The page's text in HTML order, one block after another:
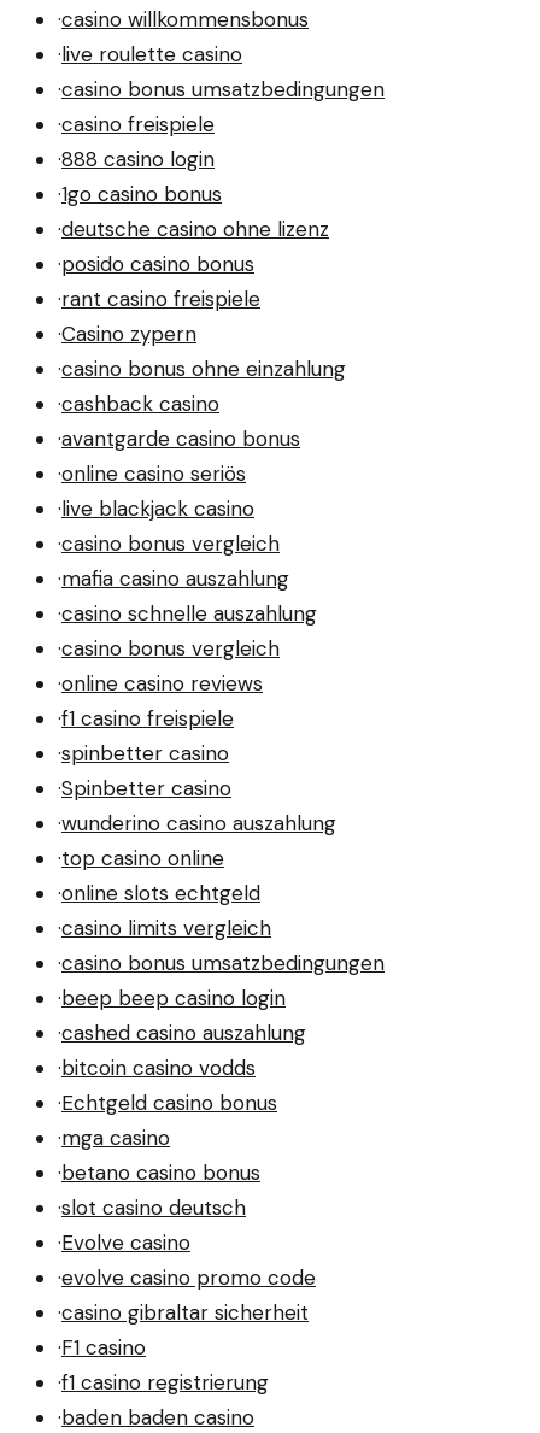
·casino willkommensbonus
·live roulette casino
·casino bonus umsatzbedingungen
·casino freispiele
·888 casino login
·1go casino bonus
·deutsche casino ohne lizenz
·posido casino bonus
·rant casino freispiele
·Casino zypern
·casino bonus ohne einzahlung
·cashback casino
·avantgarde casino bonus
·online casino seriös
·live blackjack casino
·casino bonus vergleich
·mafia casino auszahlung
·casino schnelle auszahlung
·casino bonus vergleich
·online casino reviews
·f1 casino freispiele
·spinbetter casino
·Spinbetter casino
·wunderino casino auszahlung
·top casino online
·online slots echtgeld
·casino limits vergleich
·casino bonus umsatzbedingungen
·beep beep casino login
·cashed casino auszahlung
·bitcoin casino vodds
·Echtgeld casino bonus
·mga casino
·betano casino bonus
·slot casino deutsch
·Evolve casino
·evolve casino promo code
·casino gibraltar sicherheit
·F1 casino
·f1 casino registrierung
·baden baden casino